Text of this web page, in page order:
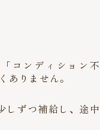
コンディション不
ありません。
しずつ補給し、途中